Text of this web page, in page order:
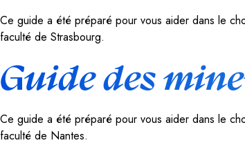
Ce guide a été préparé pour vous aider dans le
faculté de Strasbourg.
Guide des
Ce guide a été préparé pour vous aider dans le
faculté de Nantes.